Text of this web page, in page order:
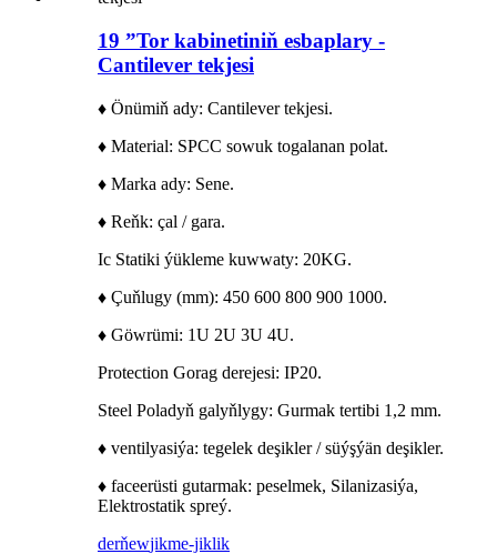
19 ”Tor kabinetiniň esbaplary -
Cantilever tekjesi
♦ Önümiň ady: Cantilever tekjesi.
♦ Material: SPCC sowuk togalanan polat.
♦ Marka ady: Sene.
♦ Reňk: çal / gara.
Ic Statiki ýükleme kuwwaty: 20KG.
♦ Çuňlugy (mm): 450 600 800 900 1000.
♦ Göwrümi: 1U 2U 3U 4U.
Protection Gorag derejesi: IP20.
Steel Poladyň galyňlygy: Gurmak tertibi 1,2 mm.
♦ ventilyasiýa: tegelek deşikler / süýşýän deşikler.
♦ faceerüsti gutarmak: peselmek, Silanizasiýa,
Elektrostatik spreý.
derňewjikme-jiklik